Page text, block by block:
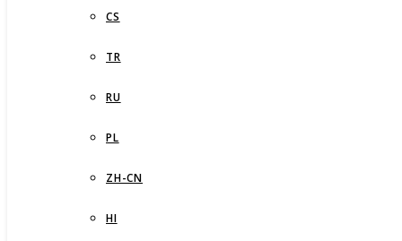
CS
TR
RU
PL
ZH-CN
HI